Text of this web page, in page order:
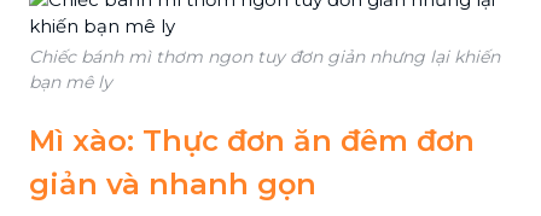
Chiếc bánh mì thơm ngon tuy đơn giản nhưng lại khiến
bạn mê ly
Mì xào: Thực đơn ăn đêm đơn
giản và nhanh gọn